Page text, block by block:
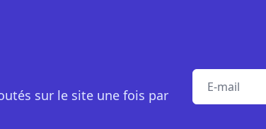
sur le site une fois par
E-mail